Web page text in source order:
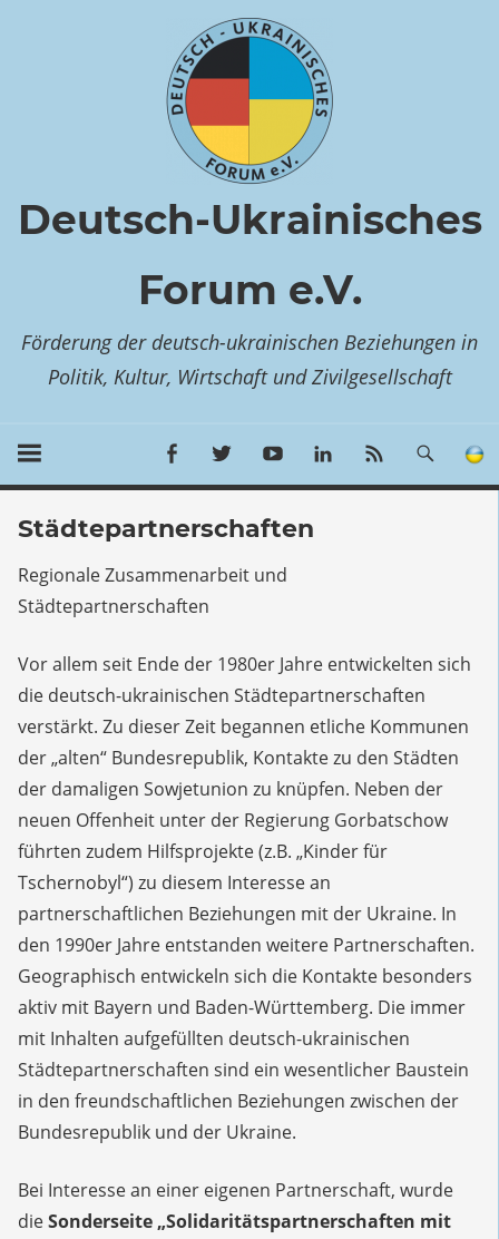
Deutsch-Ukrainisches
Forum e.V.
Förderung der deutsch-ukrainischen Beziehungen in
Politik, Kultur, Wirtschaft und Zivilgesellschaft
Städtepartnerschaften
Regionale Zusammenarbeit und
Städtepartnerschaften
Vor allem seit Ende der 1980er Jahre entwickelten sich
die deutsch-ukrainischen Städtepartnerschaften
verstärkt. Zu dieser Zeit begannen etliche Kommunen
der „alten“ Bundesrepublik, Kontakte zu den Städten
der damaligen Sowjetunion zu knüpfen. Neben der
neuen Offenheit unter der Regierung Gorbatschow
führten zudem Hilfsprojekte (z.B. „Kinder für
Tschernobyl“) zu diesem Interesse an
partnerschaftlichen Beziehungen mit der Ukraine. In
den 1990er Jahre entstanden weitere Partnerschaften.
Geographisch entwickeln sich die Kontakte besonders
aktiv mit Bayern und Baden-Württemberg. Die immer
mit Inhalten aufgefüllten deutsch-ukrainischen
Städtepartnerschaften sind ein wesentlicher Baustein
in den freundschaftlichen Beziehungen zwischen der
Bundesrepublik und der Ukraine.
Bei Interesse an einer eigenen Partnerschaft, wurde
dieSonderseite „Solidaritätspartnerschaften mit